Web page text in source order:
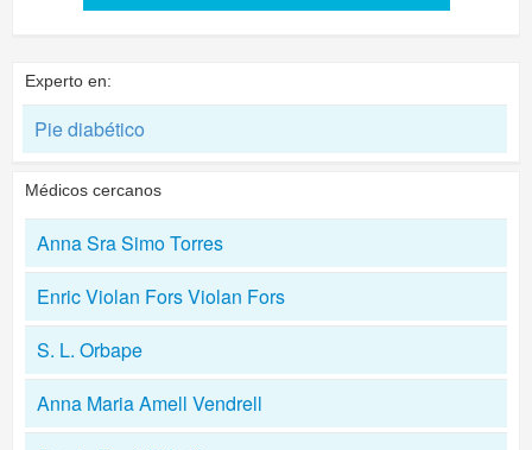
Experto en:
Pie diabético
Médicos cercanos
Anna Sra Simo Torres
Enric Violan Fors Violan Fors
S. L. Orbape
Anna Maria Amell Vendrell